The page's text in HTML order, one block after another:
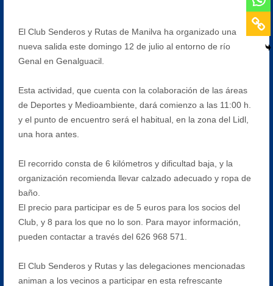
El Club Senderos y Rutas de Manilva ha organizado una
nueva salida este domingo 12 de julio al entorno de río
Genal en Genalguacil.
Esta actividad, que cuenta con la colaboración de las áreas
de Deportes y Medioambiente, dará comienzo a las 11:00 h.
y el punto de encuentro será el habitual, en la zona del Lidl,
una hora antes.
El recorrido consta de 6 kilómetros y dificultad baja, y la
organización recomienda llevar calzado adecuado y ropa de
baño.
El precio para participar es de 5 euros para los socios del
Club, y 8 para los que no lo son. Para mayor información,
pueden contactar a través del 626 968 571.
El Club Senderos y Rutas y las delegaciones mencionadas
animan a los vecinos a participar en esta refrescante